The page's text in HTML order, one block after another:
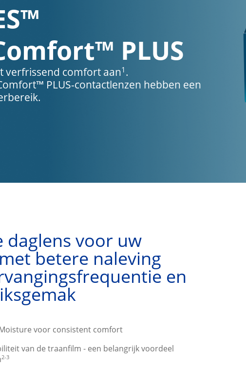
™
™ PLUS
verfrissend comfort aan1
PLUS-contactlenzen hebben een
daglens voor uw
betere naleving
en
voor consistent comfort
van de traanfilm - een belangrijk voordeel
2-3